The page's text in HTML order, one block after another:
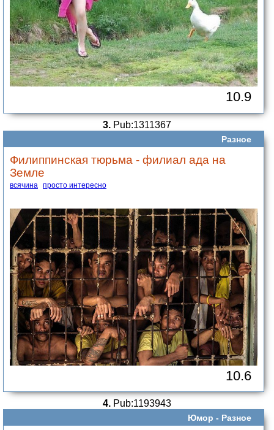
10.9
3. Pub:1311367
Разное
Филиппинская тюрьма - филиал ада на
Земле
всячина просто интересно
10.6
4. Pub:1193943
Юмор - Разное